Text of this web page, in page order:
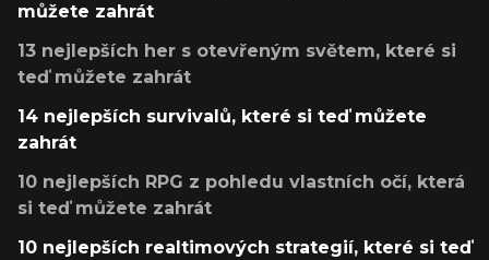
můžete zahrát
13 nejlepších her s otevřeným světem, které si
teď můžete zahrát
14 nejlepších survivalů, které si teď můžete
zahrát
10 nejlepších RPG z pohledu vlastních očí, která
si teď můžete zahrát
10 nejlepších realtimových strategií, které si teď